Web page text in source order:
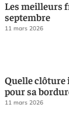
Les meilleurs
septembre
11 mars 2026
Quelle
pour sa
11 mars 2026